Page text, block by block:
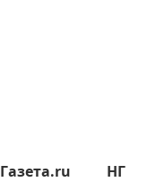
Газета.ru НГ